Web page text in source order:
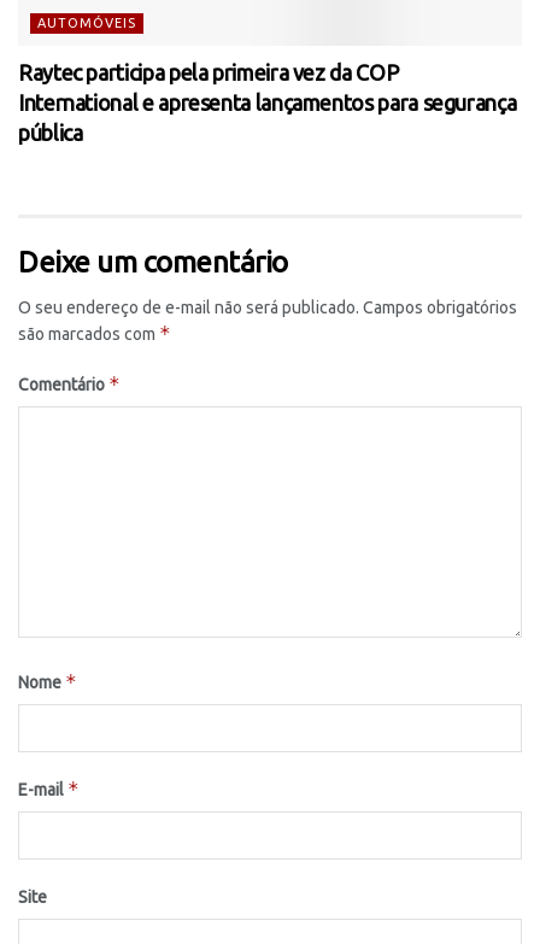
AUTOMÓVEIS
Raytec participa pela primeira vez da COP
International e apresenta lançamentos para segurança
pública
Deixe um comentário
O seu endereço de e-mail não será publicado. Campos obrigatórios
são marcados com *
Comentário *
Nome *
E-mail *
Site